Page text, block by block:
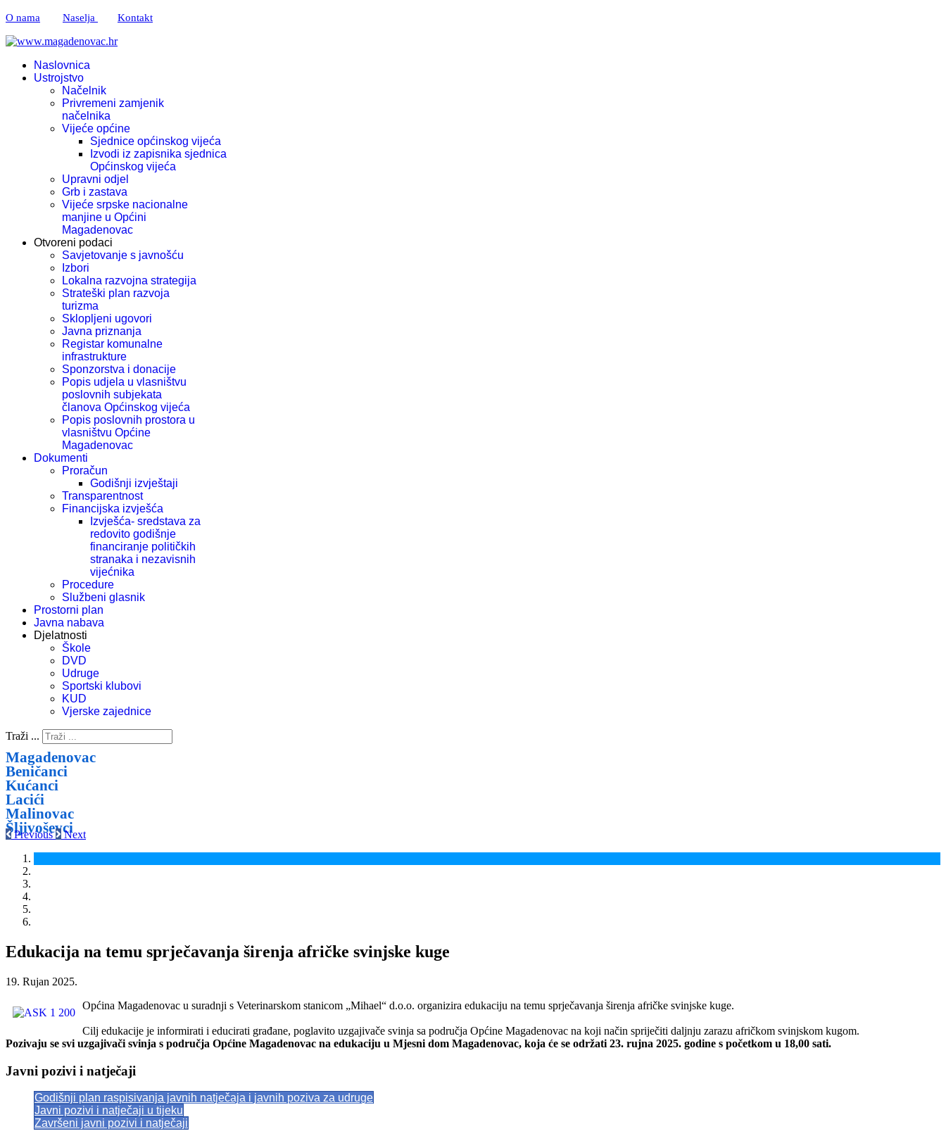
O nama Naselja Kontakt
Naslovnica
Ustrojstvo
Načelnik
Privremeni zamjenik
načelnika
Vijeće općine
Sjednice općinskog vijeća
Izvodi iz zapisnika sjednica
Općinskog vijeća
Upravni odjel
Grb i zastava
Vijeće srpske nacionalne
manjine u Općini
Magadenovac
Otvoreni podaci
Savjetovanje s javnošću
Izbori
Lokalna razvojna strategija
Strateški plan razvoja
turizma
Sklopljeni ugovori
Javna priznanja
Registar komunalne
infrastrukture
Sponzorstva i donacije
Popis udjela u vlasništvu
poslovnih subjekata
članova Općinskog vijeća
Popis poslovnih prostora u
vlasništvu Općine
Magadenovac
Dokumenti
Proračun
Godišnji izvještaji
Transparentnost
Financijska izvješća
Izvješća- sredstava za
redovito godišnje
financiranje političkih
stranaka i nezavisnih
vijećnika
Procedure
Službeni glasnik
Prostorni plan
Javna nabava
Djelatnosti
Škole
DVD
Udruge
Sportski klubovi
KUD
Vjerske zajednice
Traži ...
Magadenovac
Beničanci
Kućanci
Lacići
Malinovac
Šljivoševci
Previous Next
Edukacija na temu sprječavanja širenja afričke svinjske kuge
19. Rujan 2025.
Općina Magadenovac u suradnji s Veterinarskom stanicom „Mihael“ d.o.o. organizira edukaciju na temu sprječavanja širenja afričke svinjske kuge.
Cilj edukacije je informirati i educirati građane, poglavito uzgajivače svinja sa područja Općine Magadenovac na koji način spriječiti daljnju zarazu afričkom svinjskom kugom.
Pozivaju se svi uzgajivači svinja s područja Općine Magadenovac na edukaciju u Mjesni dom Magadenovac, koja će se održati 23. rujna 2025. godine s početkom u 18,00 sati.
Javni pozivi i natječaji
Godišnji plan raspisivanja javnih natječaja i javnih poziva za udruge
Javni pozivi i natječaji u tijeku
Završeni javni pozivi i natječaji